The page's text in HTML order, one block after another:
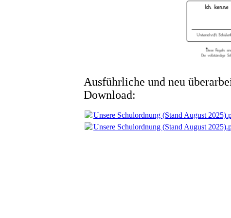
Ausführliche und neu
Download:
Unsere Schulordnung (Stand August
Unsere Schulordnung (Stand August